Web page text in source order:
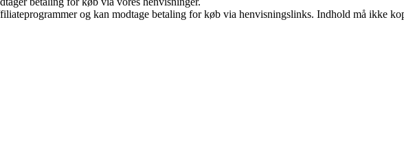
og kan modtage betaling for køb via henvisningslinks. Indhold må ikke